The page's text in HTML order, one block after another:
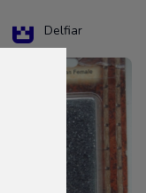
Delfiar